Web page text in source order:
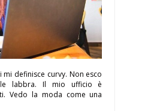
mi definisce curvy. Non esco
labbra. Il mio ufficio è
Vedo la moda come una